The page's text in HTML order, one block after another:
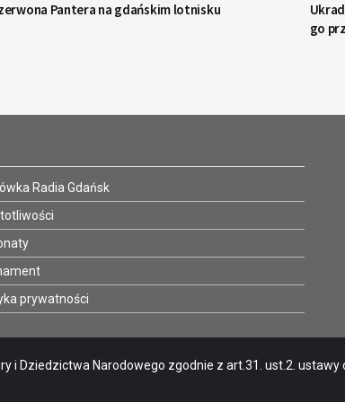
Pantera na gdańskim lotnisku
go
Radia Gdańsk
prywatności
i Dziedzictwa Narodowego zgodnie z art.31. ust.2. ustawy